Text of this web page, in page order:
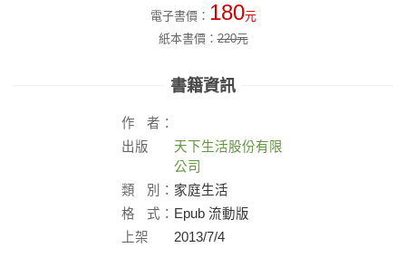
電子書價： 180元
紙本書價：220元
書籍資訊
作
者：
出版
天下生活股份有限
公司
類
別： 家庭生活
格
式： Epub 流動版
上架
2013/7/4